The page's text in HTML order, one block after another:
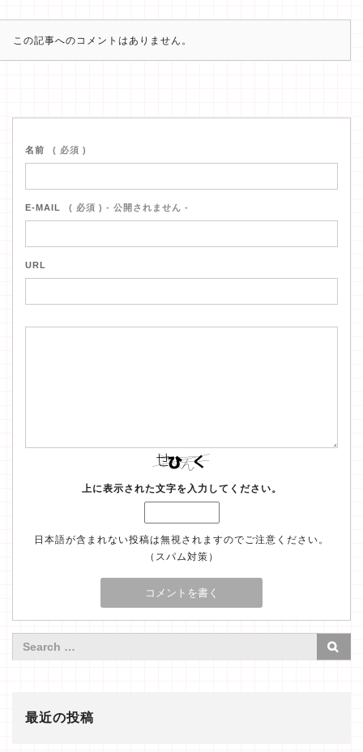
この記事へのコメントはありません。
名前 ( 必須 )
E-MAIL ( 必須 ) - 公開されません -
URL
上に表示された文字を入力してください。
日本語が含まれない投稿は無視されますのでご注意ください。
（スパム対策）
最近の投稿